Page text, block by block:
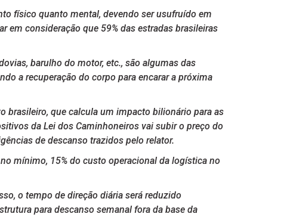
físico quanto mental, devendo ser usufruído em
em consideração que 59% das estradas brasileiras
barulho do motor, etc., são algumas das
a recuperação do corpo para encarar a próxima
brasileiro, que calcula um impacto bilionário para as
da Lei dos Caminhoneiros vai subir o preço do
de descanso trazidos pelo relator.
mínimo, 15% do custo operacional da logística no
o tempo de direção diária será reduzido
para descanso semanal fora da base da